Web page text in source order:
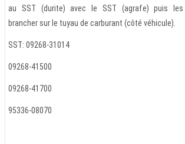
au SST (durite) avec le SST (agrafe) puis les
brancher sur le tuyau de carburant (côté véhicule).
SST: 09268-31014
09268-41500
09268-41700
95336-08070